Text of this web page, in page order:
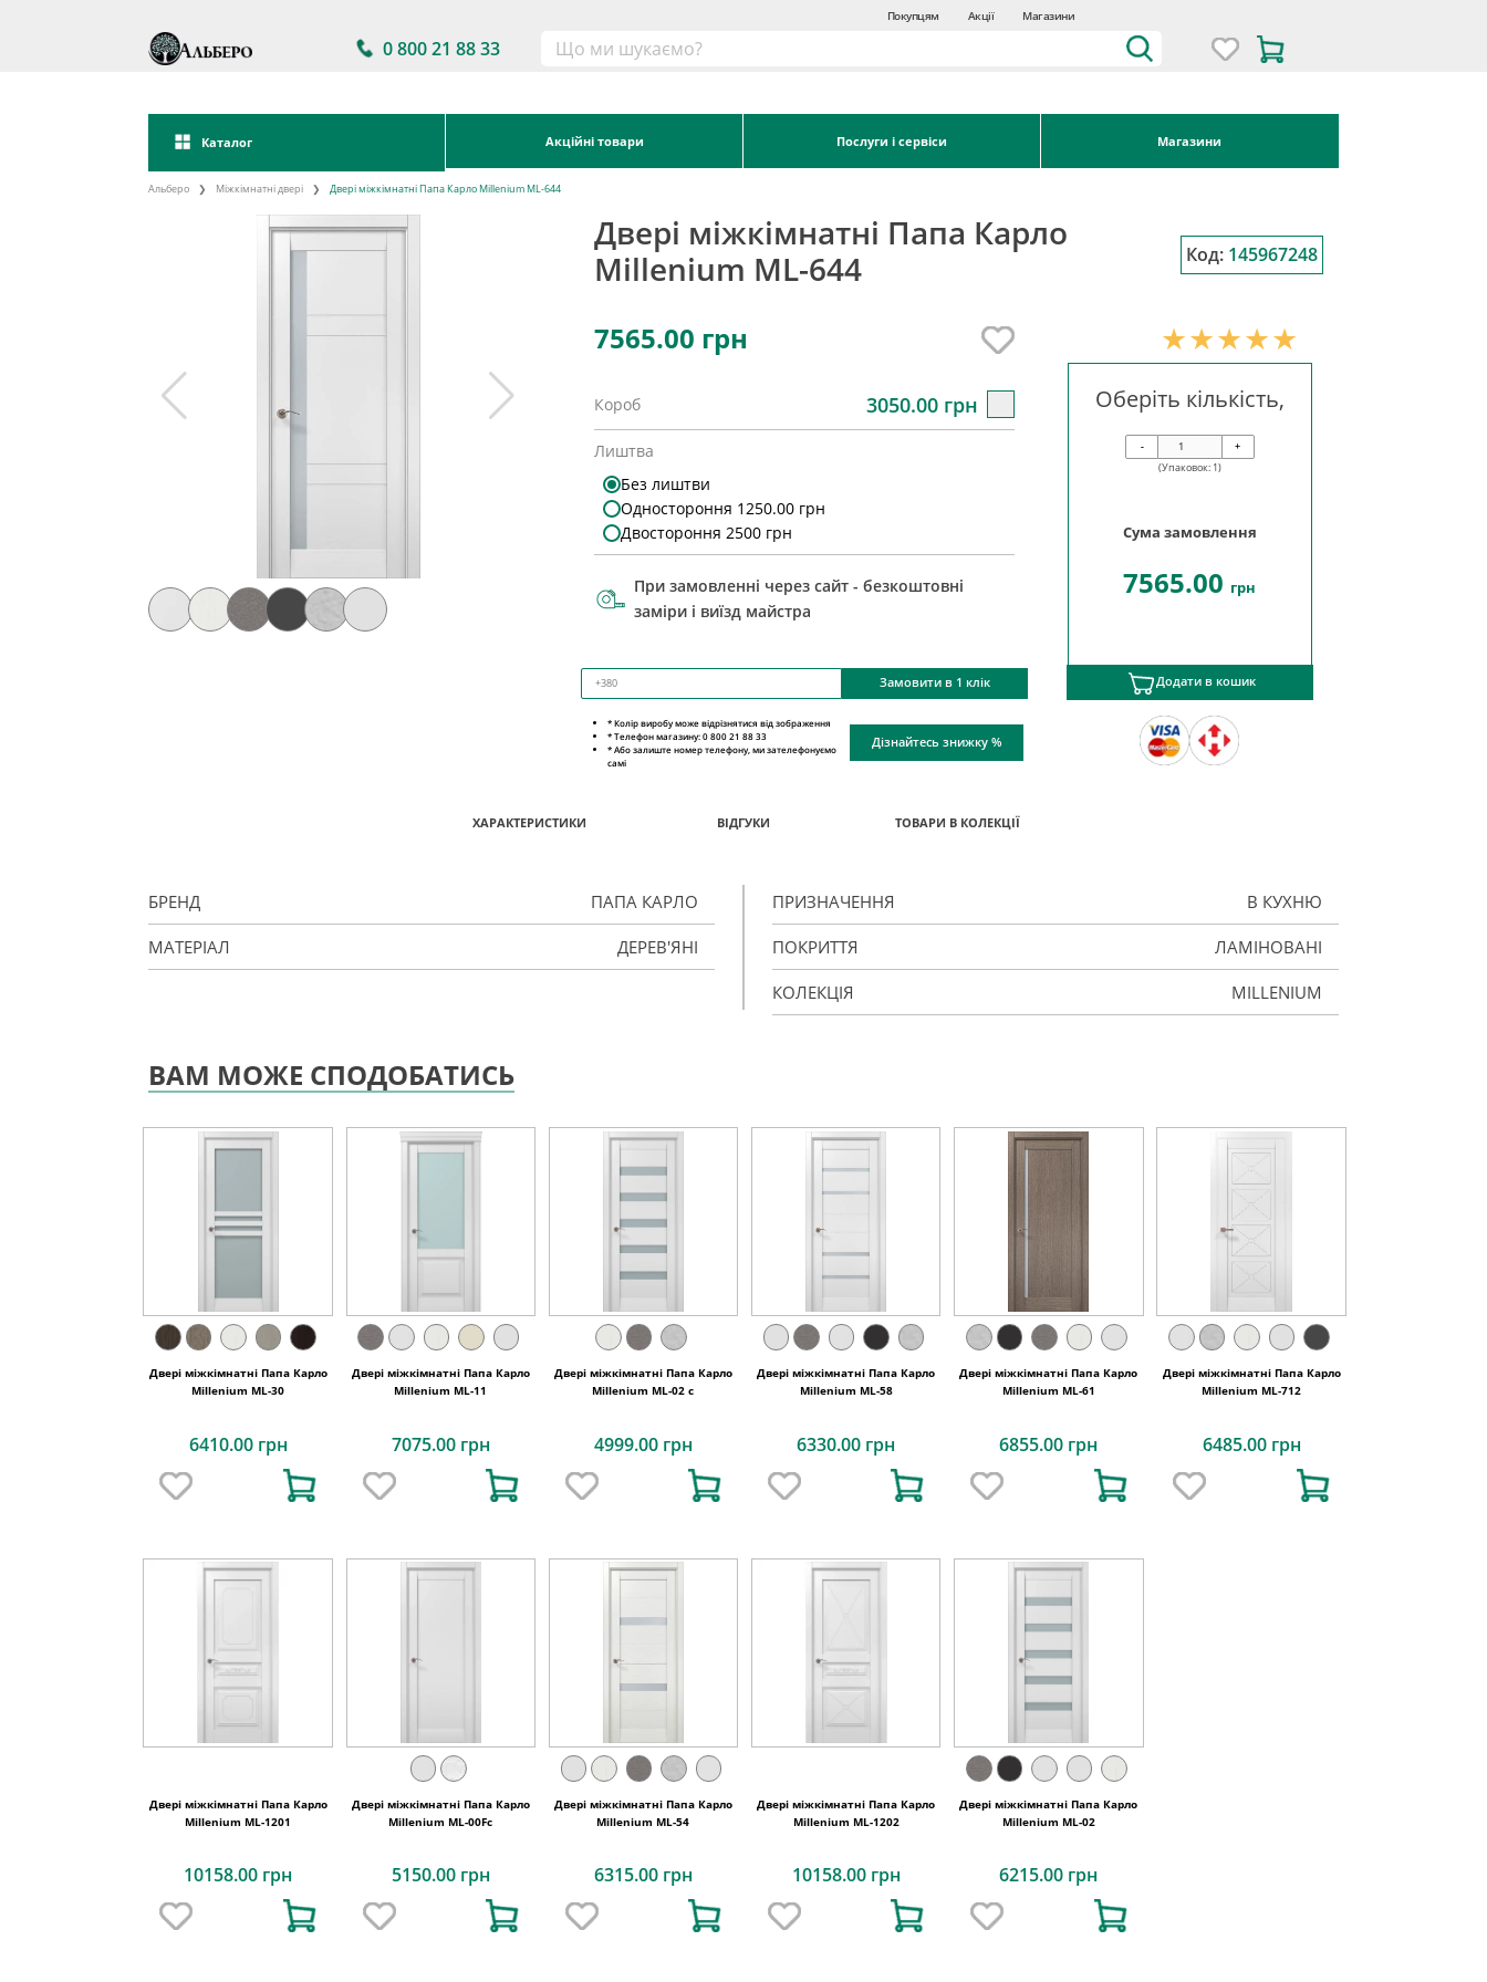
Покупцям Акції Магазини
0 800 21 88 33
Каталог Акційні товари Послуги і сервіси Магазини
Альберо Міжкімнатні двері Двері міжкімнатні Папа Карло Millenium ML-644
Двері міжкімнатні Папа Карло
Millenium ML-644
Код: 145967248
7565.00 грн
Короб 3050.00 грн
Лиштва
Без лиштви
Одностороння 1250.00 грн
Двостороння 2500 грн
При замовленні через сайт - безкоштовні
заміри і виїзд майстра
Замовити в 1 клік
Оберіть кількість,
-
+
(Упаковок: 1)
Сума замовлення
7565.00 грн
Додати в кошик
* Колір виробу може відрізнятися від зображення
* Телефон магазину: 0 800 21 88 33
* Або залиште номер телефону, ми зателефонуємо
самі
Дізнайтесь знижку %
ХАРАКТЕРИСТИКИ ВІДГУКИ ТОВАРИ В КОЛЕКЦІЇ
БРЕНД ПАПА КАРЛО
МАТЕРІАЛ ДЕРЕВ'ЯНІ
ПРИЗНАЧЕННЯ В КУХНЮ
ПОКРИТТЯ ЛАМІНОВАНІ
КОЛЕКЦІЯ MILLENIUM
ВАМ МОЖЕ СПОДОБАТИСЬ
Двері міжкімнатні Папа Карло
Millenium ML-30
6410.00 грн
Двері міжкімнатні Папа Карло
Millenium ML-11
7075.00 грн
Двері міжкімнатні Папа Карло
Millenium ML-02 с
4999.00 грн
Двері міжкімнатні Папа Карло
Millenium ML-58
6330.00 грн
Двері міжкімнатні Папа Карло
Millenium ML-61
6855.00 грн
Двері міжкімнатні Папа Карло
Millenium ML-712
6485.00 грн
Двері міжкімнатні Папа Карло
Millenium ML-1201
10158.00 грн
Двері міжкімнатні Папа Карло
Millenium ML-00Fс
5150.00 грн
Двері міжкімнатні Папа Карло
Millenium ML-54
6315.00 грн
Двері міжкімнатні Папа Карло
Millenium ML-1202
10158.00 грн
Двері міжкімнатні Папа Карло
Millenium ML-02
6215.00 грн